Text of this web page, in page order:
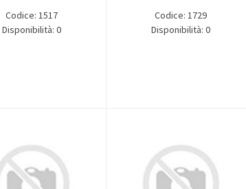
Codice: 1517
Disponibilità: 0
Codice: 1729
Disponibilità: 0